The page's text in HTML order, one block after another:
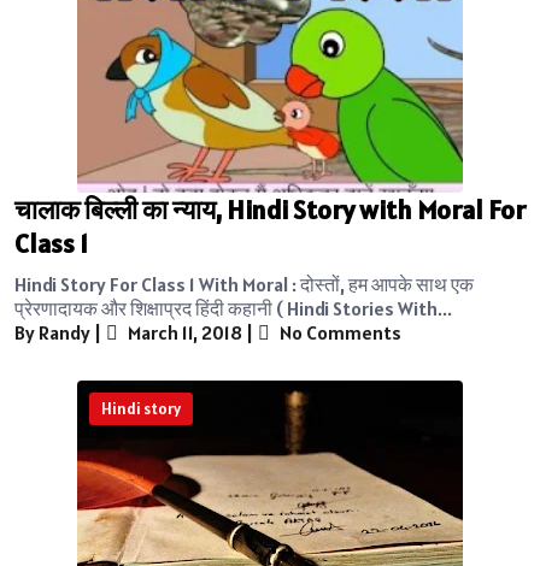
चालाक बिल्ली का न्याय, Hindi Story with Moral For
Class 1
Hindi Story For Class 1 With Moral : दोस्तों, हम आपके साथ एक
प्रेरणादायक और शिक्षाप्रद हिंदी कहानी ( Hindi Stories With...
By Randy | March 11, 2018 | No Comments
Hindi story